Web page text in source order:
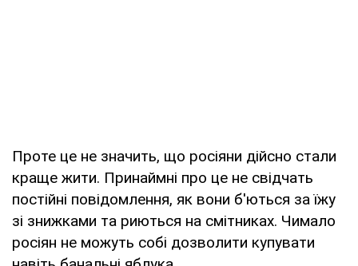
Проте це не значить, що росіяни дійсно стали
краще жити. Принаймні про це не свідчать
постійні повідомлення, як вони б'ються за їжу
зі знижками та риються на смітниках. Чимало
росіян не можуть собі дозволити купувати